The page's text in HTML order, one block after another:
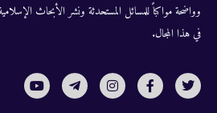
وواضحة مواكباً للمسائل المستحدثة ونشر الأبحاث
في هذا المجال.